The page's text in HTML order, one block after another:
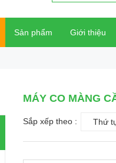
Sản phẩm Giới thiệu
MÁY CO MÀNG
Sắp xếp theo : Thứ